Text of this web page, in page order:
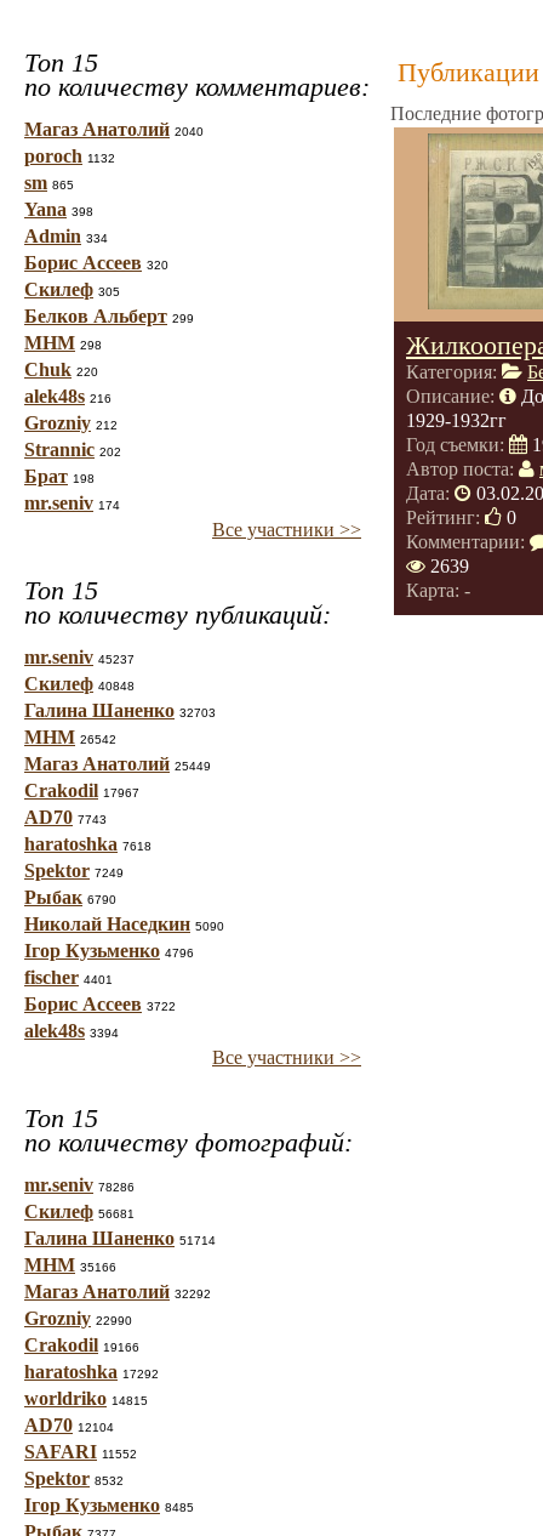
Топ 15
по количеству комментариев:
Магаз Анатолий 2040
poroch 1132
sm 865
Yana 398
Admin 334
Борис Ассеев 320
Скилеф 305
Белков Альберт 299
МНМ 298
Chuk 220
alek48s 216
Grozniy 212
Strannic 202
Брат 198
mr.seniv 174
Все участники >>
Топ 15
по количеству публикаций:
mr.seniv 45237
Скилеф 40848
Галина Шаненко 32703
МНМ 26542
Магаз Анатолий 25449
Crakodil 17967
AD70 7743
haratoshka 7618
Spektor 7249
Рыбак 6790
Николай Наседкин 5090
Ігор Кузьменко 4796
fischer 4401
Борис Ассеев 3722
alek48s 3394
Все участники >>
Топ 15
по количеству фотографий:
mr.seniv 78286
Скилеф 56681
Галина Шаненко 51714
МНМ 35166
Магаз Анатолий 32292
Grozniy 22990
Crakodil 19166
haratoshka 17292
worldriko 14815
AD70 12104
SAFARI 11552
Spektor 8532
Ігор Кузьменко 8485
Рыбак
Публикации
Последние
Категория:
Описание:
1929-1932гг
Год съемки:
Автор поста:
Дата:
Рейтинг:
0
Комментарии:
2639
Карта: -